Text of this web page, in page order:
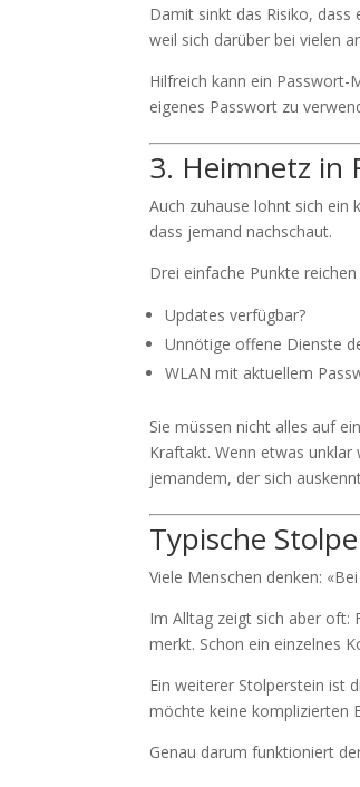
Damit sinkt das Risiko,
weil sich darüber bei vielen
Hilfreich kann ein Passwort-
eigenes Passwort zu
3. Heimnetz in
Auch zuhause lohnt sich ein
dass jemand nachschaut.
Drei einfache Punkte
Updates verfügbar?
Unnötige offene Dienste
WLAN mit aktuellem
Sie müssen nicht alles auf
Kraftakt. Wenn etwas unklar
jemandem, der sich
Typische
Viele Menschen denken:
Im Alltag zeigt sich aber
merkt. Schon ein einzelnes
Ein weiterer Stolperstein ist
möchte keine komplizierten
Genau darum funktioniert